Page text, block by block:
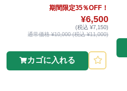
期間限定35％OFF！
¥6,500
(税込 ¥7,150)
通常価格 ¥10,000 (税込 ¥11,000)
カゴに入れる